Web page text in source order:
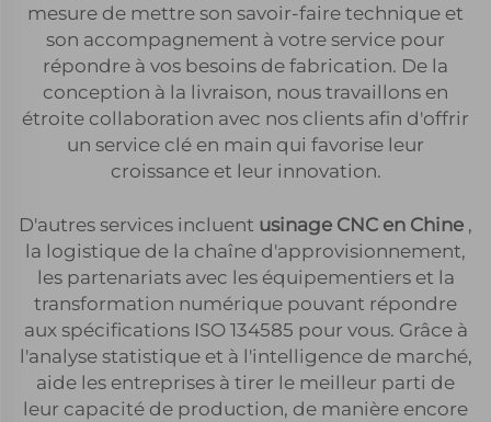
mesure de mettre son savoir-faire technique et
son accompagnement à votre service pour
répondre à vos besoins de fabrication. De la
conception à la livraison, nous travaillons en
étroite collaboration avec nos clients afin d'offrir
un service clé en main qui favorise leur
croissance et leur innovation.
D'autres services incluent usinage CNC en Chine ,
la logistique de la chaîne d'approvisionnement,
les partenariats avec les équipementiers et la
transformation numérique pouvant répondre
aux spécifications ISO 134585 pour vous. Grâce à
l'analyse statistique et à l'intelligence de marché,
aide les entreprises à tirer le meilleur parti de
leur capacité de production, de manière encore